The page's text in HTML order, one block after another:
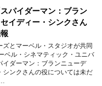
スパイダーマン：ブラン
イディー・シンクさん
ズとマーベル・スタジオが共同
ベル・シネマティック・ユニバ
イダーマン：ブランニューデ
シンクさんの役については未だ